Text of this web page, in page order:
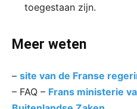
toegestaan zijn.
Meer weten
– site van de Franse
– FAQ – Frans ministerie